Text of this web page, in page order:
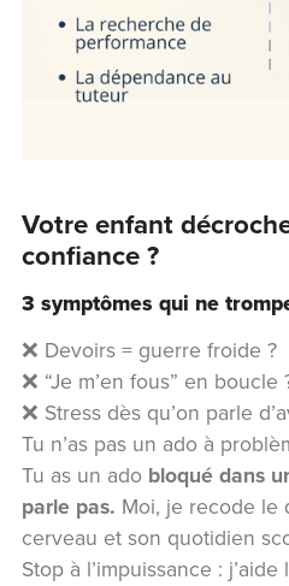
Votre enfant
confiance ?
3 symptômes qui ne
❌ Devoirs = guerre froide ?
❌ “Je m’en fous” en boucle
❌ Stress dès qu’on parle
Tu n’as pas un ado à
Tu as un ado bloqué dans
parle pas. Moi, je recode le
cerveau et son quotidien
Stop à l’impuissance :